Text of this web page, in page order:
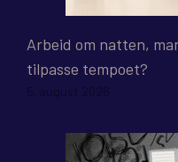
Arbeid om natten,
tilpasse tempoet?
5. august 2026